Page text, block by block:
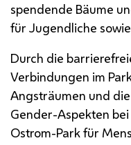
spendende Bäume
für Jugendliche
Durch die
Verbindungen im
Angsträumen und
Gender-Aspekten
Ostrom-Park für